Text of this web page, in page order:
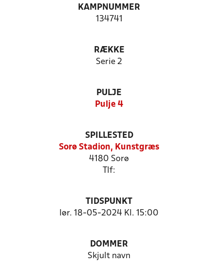
KAMPNUMMER
134741
RÆKKE
Serie 2
PULJE
Pulje 4
SPILLESTED
Sorø Stadion, Kunstgræs
4180 Sorø
Tlf:
TIDSPUNKT
lør. 18-05-2024 Kl. 15:00
DOMMER
Skjult navn